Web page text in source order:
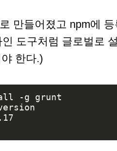
만들어졌고 npm에
도구처럼 글로벌로
한다.)